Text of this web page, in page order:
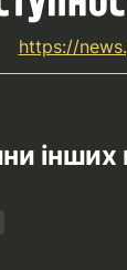
https://
інших